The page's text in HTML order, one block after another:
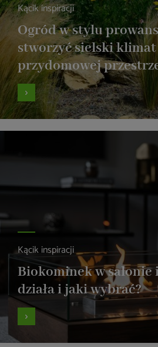
Kącik inspiracji
Ogród w stylu
stworzyć sielski
przydomowej
Kącik inspiracji
Biokominek w salonie
działa i jaki wybrać?